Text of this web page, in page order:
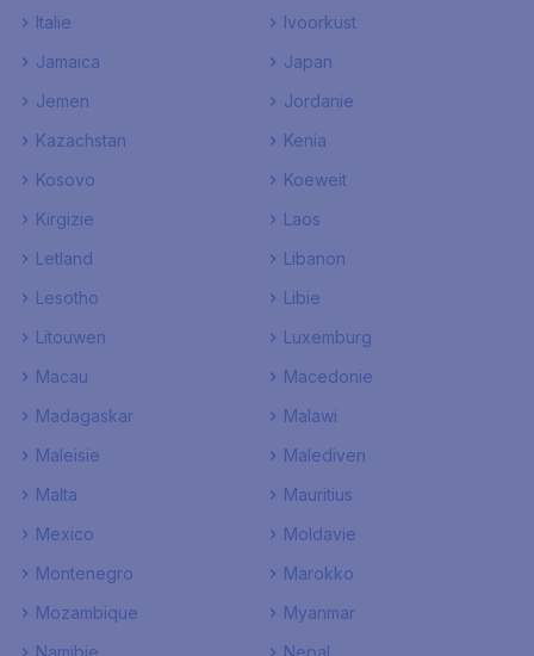
Italie
Ivoorkust
Jamaica
Japan
Jemen
Jordanie
Kazachstan
Kenia
Kosovo
Koeweit
Kirgizie
Laos
Letland
Libanon
Lesotho
Libie
Litouwen
Luxemburg
Macau
Macedonie
Madagaskar
Malawi
Maleisie
Malediven
Malta
Mauritius
Mexico
Moldavie
Montenegro
Marokko
Mozambique
Myanmar
Namibie
Nepal